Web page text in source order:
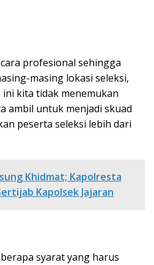
profesional sehingga
masing lokasi seleksi,
kita tidak menemukan
ambil untuk menjadi skuad
peserta seleksi lebih dari
Khidmat; Kapolresta
Kapolsek Jajaran
syarat yang harus